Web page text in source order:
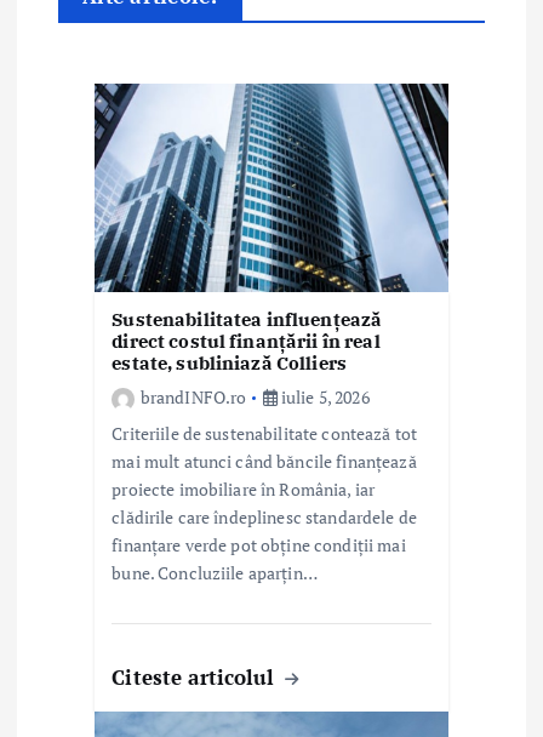
Sustenabilitatea influențează
direct costul finanțării în real
estate, subliniază Colliers
brandINFO.ro
iulie 5, 2026
Criteriile de sustenabilitate contează tot
mai mult atunci când băncile finanțează
proiecte imobiliare în România, iar
clădirile care îndeplinesc standardele de
finanțare verde pot obține condiții mai
bune. Concluziile aparțin…
Citeste articolul